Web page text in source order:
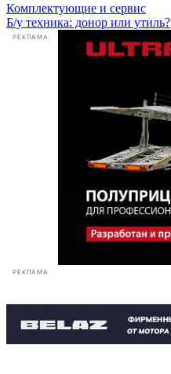
Комплектующие и сервис
Б/у техника: донор или утиль?
РЕКЛАМА
РЕКЛАМА